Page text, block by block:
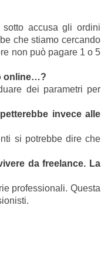
accusa gli ordini
che stiamo cercando
non può pagare 1 o 5
online…?
dei parametri per
invece alle
si potrebbe dire che
da freelance. La
professionali. Questa